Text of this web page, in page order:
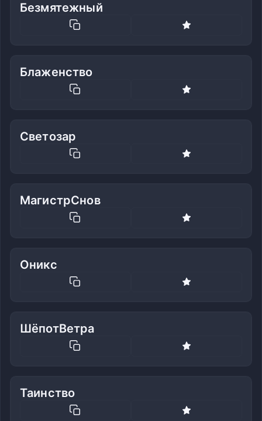
Безмятежный
Блаженство
Светозар
МагистрСнов
Оникс
ШёпотВетра
Таинство